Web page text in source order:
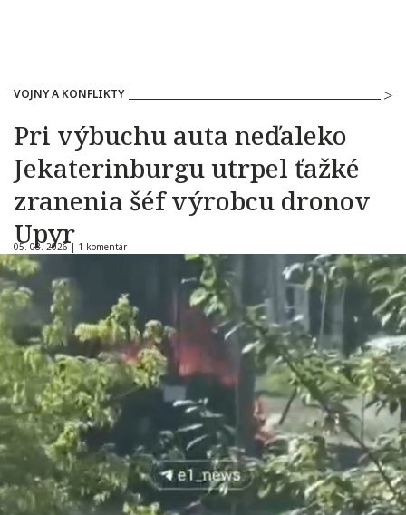
VOJNY A KONFLIKTY
Pri výbuchu auta neďaleko
Jekaterinburgu utrpel ťažké
zranenia šéf výrobcu dronov
Upyr
05. 08. 2026 | 1 komentár